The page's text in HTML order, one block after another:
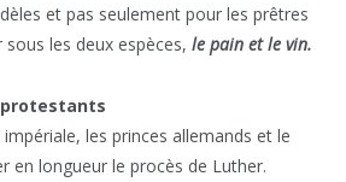
et pas seulement pour les prêtres
les deux espèces, le pain et le vin.
impériale, les princes allemands et le
en longueur le procès de Luther.